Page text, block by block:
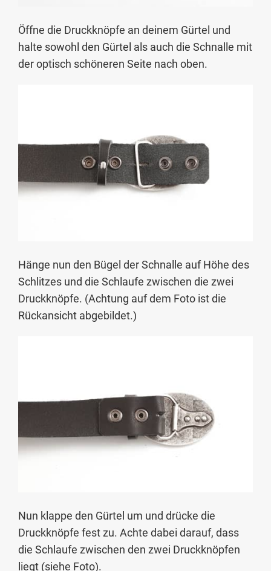
Öffne die Druckknöpfe an deinem Gürtel und
halte sowohl den Gürtel als auch die Schnalle mit
der optisch schöneren Seite nach oben.
Hänge nun den Bügel der Schnalle auf Höhe des
Schlitzes und die Schlaufe zwischen die zwei
Druckknöpfe. (Achtung auf dem Foto ist die
Rückansicht abgebildet.)
Nun klappe den Gürtel um und drücke die
Druckknöpfe fest zu. Achte dabei darauf, dass
die Schlaufe zwischen den zwei Druckknöpfen
liegt (siehe Foto).